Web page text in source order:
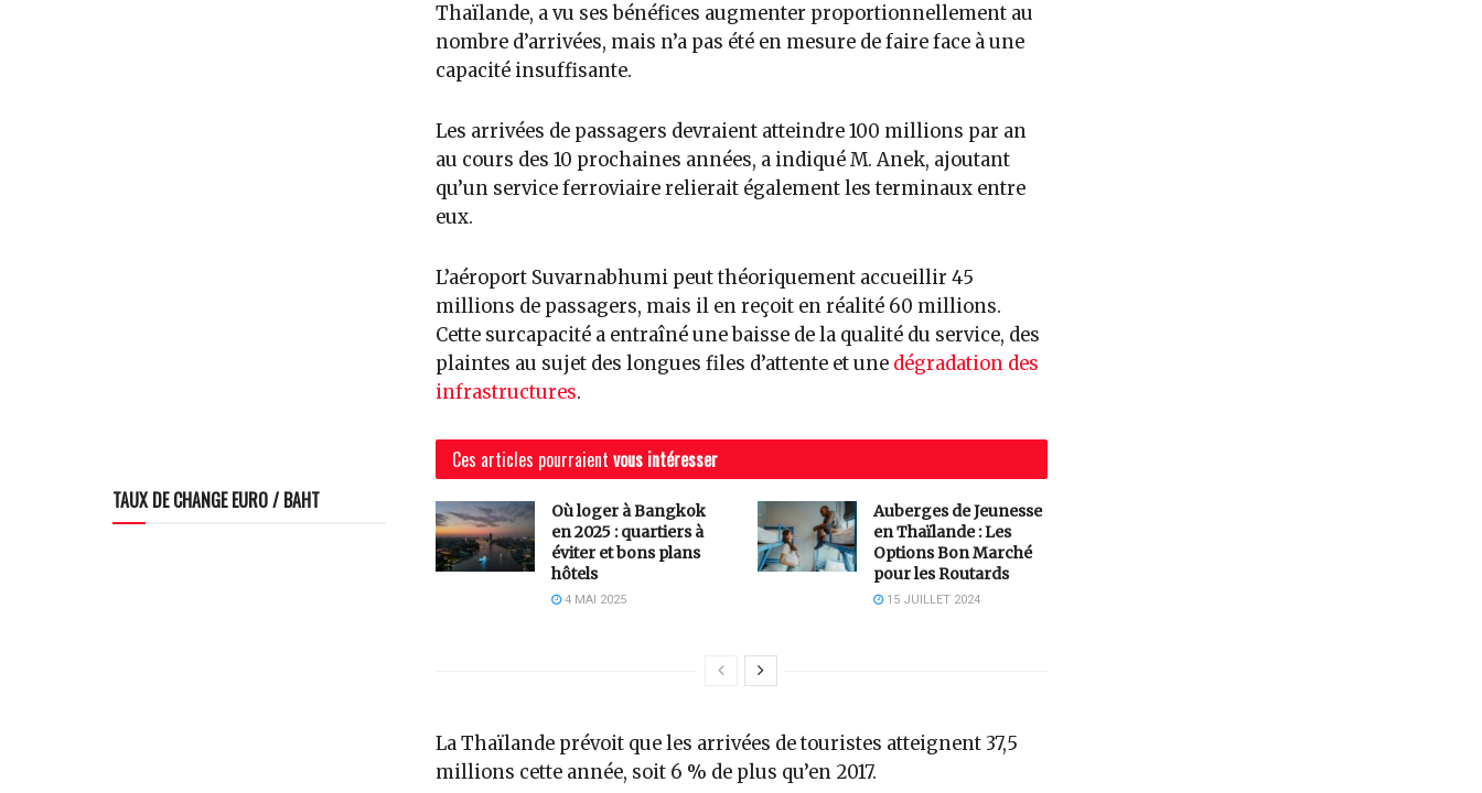
Thaïlande, a vu ses bénéfices augmenter proportionnellement au
nombre d’arrivées, mais n’a pas été en mesure de faire face à une
capacité insuffisante.
Les arrivées de passagers devraient atteindre 100 millions par an
au cours des 10 prochaines années, a indiqué M. Anek, ajoutant
qu’un service ferroviaire relierait également les terminaux entre
eux.
L’aéroport Suvarnabhumi peut théoriquement accueillir 45
millions de passagers, mais il en reçoit en réalité 60 millions.
Cette surcapacité a entraîné une baisse de la qualité du service, des
plaintes au sujet des longues files d’attente et une dégradation des
infrastructures.
Ces articles pourraient vous intéresser
Où loger à Bangkok
en 2025 : quartiers à
éviter et bons plans
hôtels
4 MAI 2025
Auberges de Jeunesse
en Thaïlande : Les
Options Bon Marché
pour les Routards
15 JUILLET 2024
La Thaïlande prévoit que les arrivées de touristes atteignent 37,5
millions cette année, soit 6 % de plus qu’en 2017.
TAUX DE CHANGE EURO / BAHT